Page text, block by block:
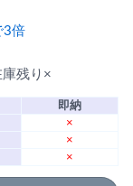
3倍
庫残り×
即納
×
×
×